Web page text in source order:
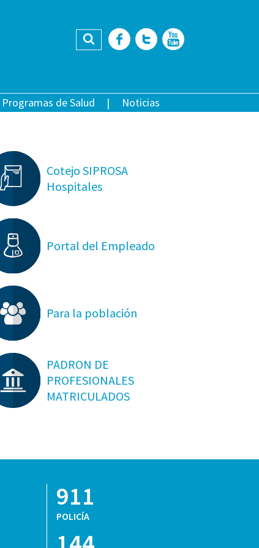
Buscar Facebook
Twitter
Programas de Salud Noticias
Cotejo SIPROSA
Hospitales
Portal del Empleado
Para la población
PADRON DE
PROFESIONALES
MATRICULADOS
911
POLICÍA